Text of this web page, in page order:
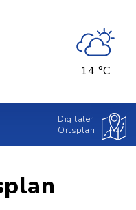
14 °C
Digitaler
Ortsplan